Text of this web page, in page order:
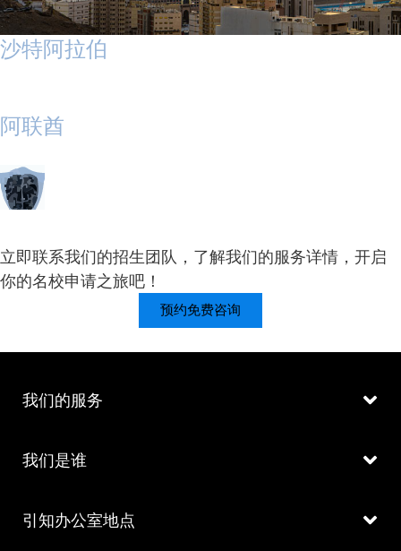
沙特阿拉伯
阿联酋
立即联系我们的招生团队，了解我们的服务详情，开启
你的名校申请之旅吧！
预约免费咨询
我们的服务
我们是谁
引知办公室地点